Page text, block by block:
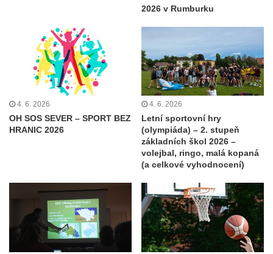
2026 v Rumburku
4. 6. 2026
OH SOS SEVER – SPORT BEZ
HRANIC 2026
4. 6. 2026
Letní sportovní hry
(olympiáda) – 2. stupeň
základních škol 2026 –
volejbal, ringo, malá kopaná
(a celkové vyhodnocení)